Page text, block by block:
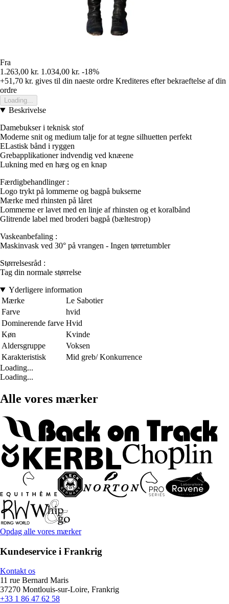
Fra
1.263,00 kr. 1.034,00 kr. -18%
+51,70 kr. gives til din naeste ordre Krediteres efter bekraeftelse af din
ordre
Loading...
Beskrivelse
Damebukser i teknisk stof
Moderne snit og medium talje for at tegne silhuetten perfekt
ELastisk bånd i ryggen
Grebapplikationer indvendig ved knæene
Lukning med en hæg og en knap
Færdigbehandlinger :
Logo trykt på lommerne og bagpå bukserne
Mærke med rhinsten på låret
Lommerne er lavet med en linje af rhinsten og et koralbånd
Glitrende label med broderi bagpå (bæltestrop)
Vaskeanbefaling :
Maskinvask ved 30° på vrangen - Ingen tørretumbler
Størrelsesråd :
Tag din normale størrelse
Yderligere information
Mærke
Le Sabotier
Farve
hvid
Dominerende farve Hvid
Køn
Kvinde
Aldersgruppe
Voksen
Karakteristisk
Mid greb/ Konkurrence
Loading...
Loading...
Alle vores mærker
Opdag alle vores mærker
Kundeservice i Frankrig
Kontakt os
11 rue Bernard Maris
37270 Montlouis-sur-Loire, Frankrig
+33 1 86 47 62 58